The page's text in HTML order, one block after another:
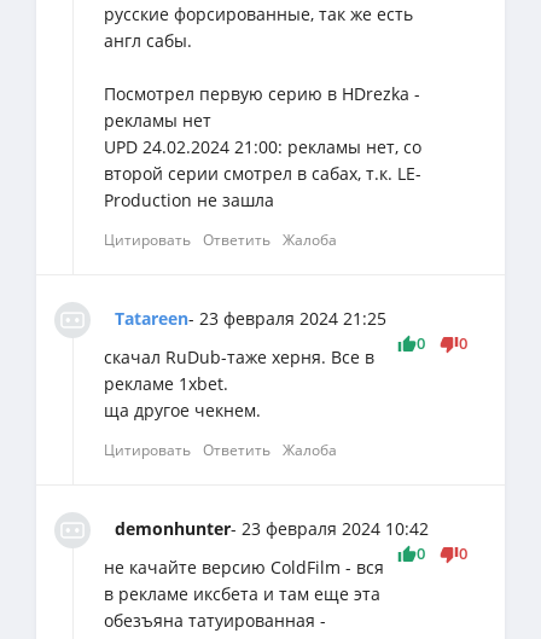
русские форсированные, так же есть
англ сабы.
Посмотрел первую серию в HDrezka -
рекламы нет
UPD 24.02.2024 21:00: рекламы нет, со
второй серии смотрел в сабах, т.к. LE-
Production не зашла
Цитировать Ответить Жалоба
Tatareen- 23 февраля 2024 21:25
0 0
скачал RuDub-таже херня. Все в
рекламе 1xbet.
ща другое чекнем.
Цитировать Ответить Жалоба
demonhunter- 23 февраля 2024 10:42
0 0
не качайте версию ColdFilm - вся
в рекламе иксбета и там еще эта
обезъяна татуированная -